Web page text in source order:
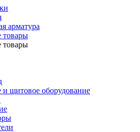
арматура
товары
товары
и щитовое оборудование